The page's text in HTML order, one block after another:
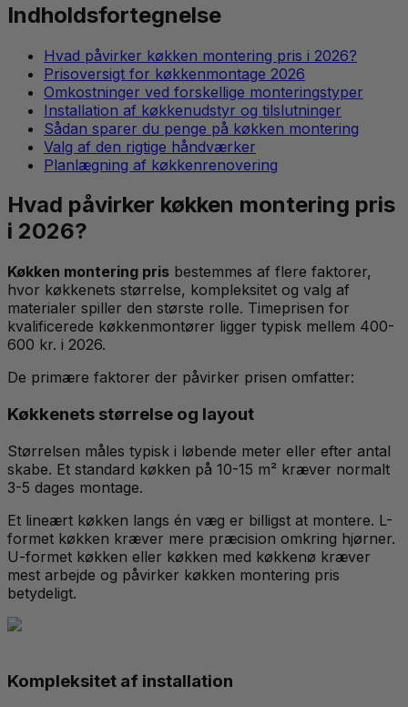
Indholdsfortegnelse
Hvad påvirker køkken montering pris i 2026?
Prisoversigt for køkkenmontage 2026
Omkostninger ved forskellige monteringstyper
Installation af køkkenudstyr og tilslutninger
Sådan sparer du penge på køkken montering
Valg af den rigtige håndværker
Planlægning af køkkenrenovering
Hvad påvirker køkken montering pris
i 2026?
Køkken montering pris bestemmes af flere faktorer,
hvor køkkenets størrelse, kompleksitet og valg af
materialer spiller den største rolle. Timeprisen for
kvalificerede køkkenmontører ligger typisk mellem 400-
600 kr. i 2026.
De primære faktorer der påvirker prisen omfatter:
Køkkenets størrelse og layout
Størrelsen måles typisk i løbende meter eller efter antal
skabe. Et standard køkken på 10-15 m² kræver normalt
3-5 dages montage.
Et lineært køkken langs én væg er billigst at montere. L-
formet køkken kræver mere præcision omkring hjørner.
U-formet køkken eller køkken med køkkenø kræver
mest arbejde og påvirker køkken montering pris
betydeligt.
Kompleksitet af installation